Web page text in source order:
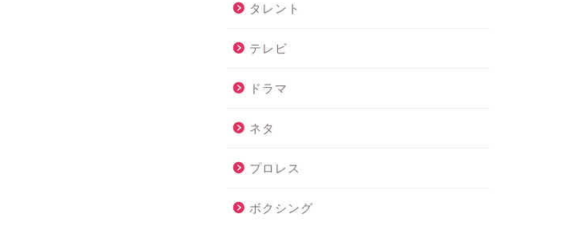
タレント
テレビ
ドラマ
ネタ
プロレス
ボクシング